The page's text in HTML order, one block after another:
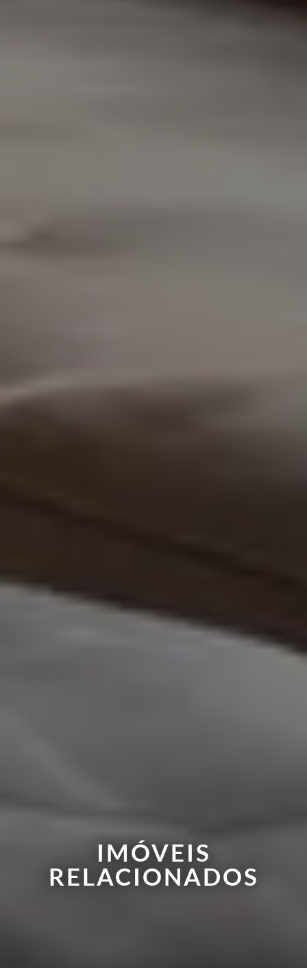
IMÓVEIS
RELACIONADOS